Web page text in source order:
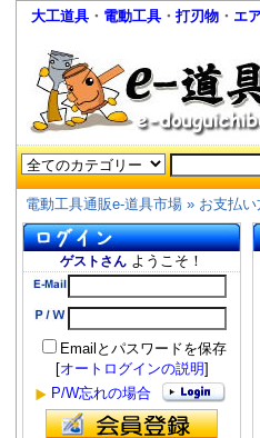
大工道具 ・ 電動工具 ・ 打刃物 ・ エ
電動工具通販e-道具市場 » お支払い
ゲストさん ようこそ！
Emailとパスワードを保存
[オートログインの説明]
P/W忘れの場合